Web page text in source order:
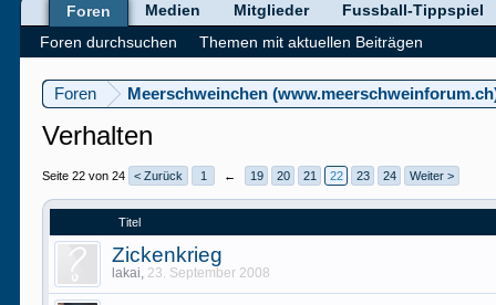
Foren Meerschweinchen
Verhalten
Seite 22 von 24 < Zurück 1 ← 19 20 21 22 23 24 Weiter >
Titel
Zickenkrieg
lakai, 23. September 2008
Foren
Foren durchsuchen
Themen mit aktuellen Beiträgen
Medien Mitglieder Fussball-Tippspiel